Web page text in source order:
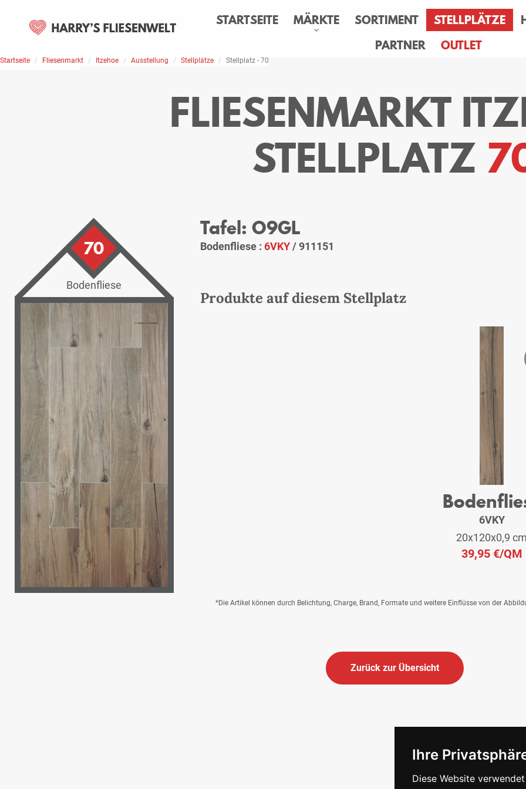
Ihre
Diese Website
STARTSEITE MÄRKTE SORTIMENT STELLPLÄTZE
PARTNER
OUTLET
Home Stellplätze
Startseite Fliesenmarkt Itzehoe Ausstellung Stellplätze Stellplatz - 70
FLIESENMARKT
STELLPLATZ
70
Bodenfliese
Tafel: O9GL
Bodenfliese : 6VKY/ 911151
Produkte auf diesem Stellplatz
6VKY
20x120x0,9
39,95 €/QM
*Die Artikel können durch Belichtung, Charge, Brand, Formate und weitere Einflüsse von der
Zurück zur Übersicht